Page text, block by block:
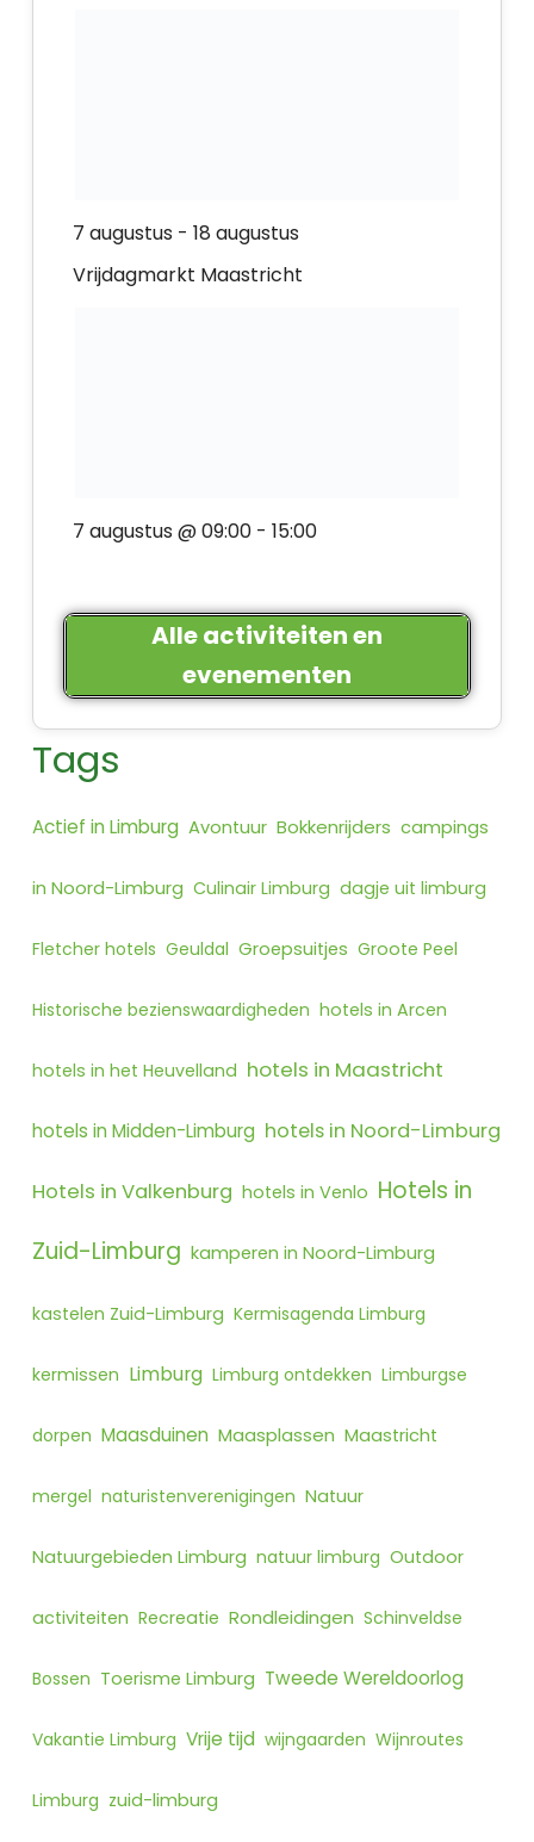
7 augustus - 18 augustus
Vrijdagmarkt Maastricht
7 augustus @ 09:00- 15:00
Alle activiteiten en
evenementen
Tags
Actief in Limburg Avontuur Bokkenrijders campings
in Noord-Limburg Culinair Limburg dagje uit limburg
Fletcher hotels Geuldal Groepsuitjes Groote Peel
Historische bezienswaardigheden hotels in Arcen
hotels in het Heuvelland hotels in Maastricht
hotels in Midden-Limburg hotels in Noord-Limburg
Hotels in Valkenburg hotels in Venlo Hotels in
Zuid-Limburg kamperen in Noord-Limburg
kastelen Zuid-Limburg Kermisagenda Limburg
kermissen Limburg Limburg ontdekken Limburgse
dorpen Maasduinen Maasplassen Maastricht
mergel naturistenverenigingen Natuur
Natuurgebieden Limburg natuur limburg Outdoor
activiteiten Recreatie Rondleidingen Schinveldse
Bossen Toerisme Limburg Tweede Wereldoorlog
Vakantie Limburg Vrije tijd wijngaarden Wijnroutes
Limburg zuid-limburg